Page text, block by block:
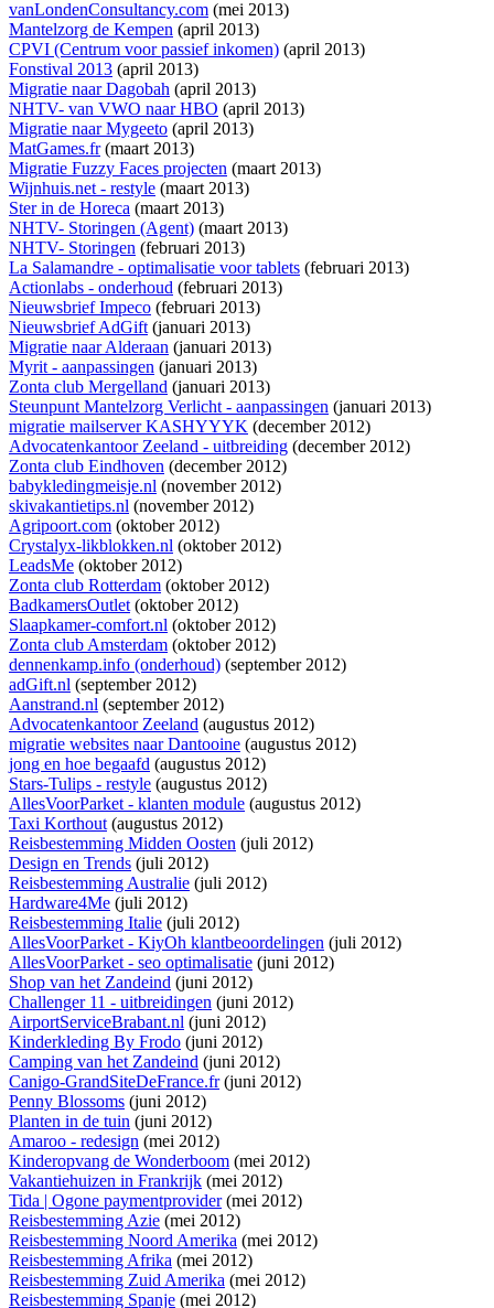
vanLondenConsultancy.com (mei 2013)
Mantelzorg de Kempen (april 2013)
CPVI (Centrum voor passief inkomen) (april 2013)
Fonstival 2013 (april 2013)
Migratie naar Dagobah (april 2013)
NHTV- van VWO naar HBO (april 2013)
Migratie naar Mygeeto (april 2013)
MatGames.fr(maart 2013)
Migratie Fuzzy Faces projecten (maart 2013)
Wijnhuis.net - restyle (maart 2013)
Ster in de Horeca (maart 2013)
NHTV- Storingen (Agent) (maart 2013)
NHTV- Storingen (februari 2013)
La Salamandre - optimalisatie voor tablets (februari 2013)
Actionlabs - onderhoud (februari 2013)
Nieuwsbrief Impeco (februari 2013)
Nieuwsbrief AdGift(januari 2013)
Migratie naar Alderaan (januari 2013)
Myrit - aanpassingen (januari 2013)
Zonta club Mergelland (januari 2013)
Steunpunt Mantelzorg Verlicht - aanpassingen (januari 2013)
migratie mailserver KASHYYYK (december 2012)
Advocatenkantoor Zeeland - uitbreiding (december 2012)
Zonta club Eindhoven (december 2012)
babykledingmeisje.nl (november 2012)
skivakantietips.nl (november 2012)
Agripoort.com (oktober 2012)
Crystalyx-likblokken.nl (oktober 2012)
LeadsMe (oktober 2012)
Zonta club Rotterdam (oktober 2012)
BadkamersOutlet(oktober 2012)
Slaapkamer-comfort.nl (oktober 2012)
Zonta club Amsterdam (oktober 2012)
dennenkamp.info (onderhoud) (september 2012)
adGift.nl (september 2012)
Aanstrand.nl (september 2012)
Advocatenkantoor Zeeland (augustus 2012)
migratie websites naar Dantooine (augustus 2012)
jong en hoe begaafd (augustus 2012)
Stars-Tulips - restyle (augustus 2012)
AllesVoorParket - klanten module (augustus 2012)
Taxi Korthout(augustus 2012)
Reisbestemming Midden Oosten (juli 2012)
Design en Trends (juli 2012)
Reisbestemming Australie (juli 2012)
Hardware4Me (juli 2012)
Reisbestemming Italie (juli 2012)
AllesVoorParket - KiyOh klantbeoordelingen (juli 2012)
AllesVoorParket - seo optimalisatie (juni 2012)
Shop van het Zandeind (juni 2012)
Challenger 11 - uitbreidingen (juni 2012)
AirportServiceBrabant.nl (juni 2012)
Kinderkleding By Frodo (juni 2012)
Camping van het Zandeind (juni 2012)
Canigo-GrandSiteDeFrance.fr(juni 2012)
Penny Blossoms (juni 2012)
Planten in de tuin (juni 2012)
Amaroo - redesign (mei 2012)
Kinderopvang de Wonderboom (mei 2012)
Vakantiehuizen in Frankrijk (mei 2012)
Tida | Ogone paymentprovider(mei 2012)
Reisbestemming Azie (mei 2012)
Reisbestemming Noord Amerika (mei 2012)
Reisbestemming Afrika (mei 2012)
Reisbestemming Zuid Amerika (mei 2012)
Reisbestemming Spanje (mei 2012)